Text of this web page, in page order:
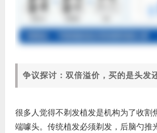
争议探讨：双倍溢价，买的是头发
很多人觉得不剃发植发是机构为了收割
端噱头。传统植发必须剃发，后脑勺推